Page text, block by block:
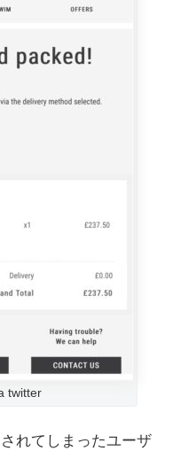
twitter
れてしまったユーザ